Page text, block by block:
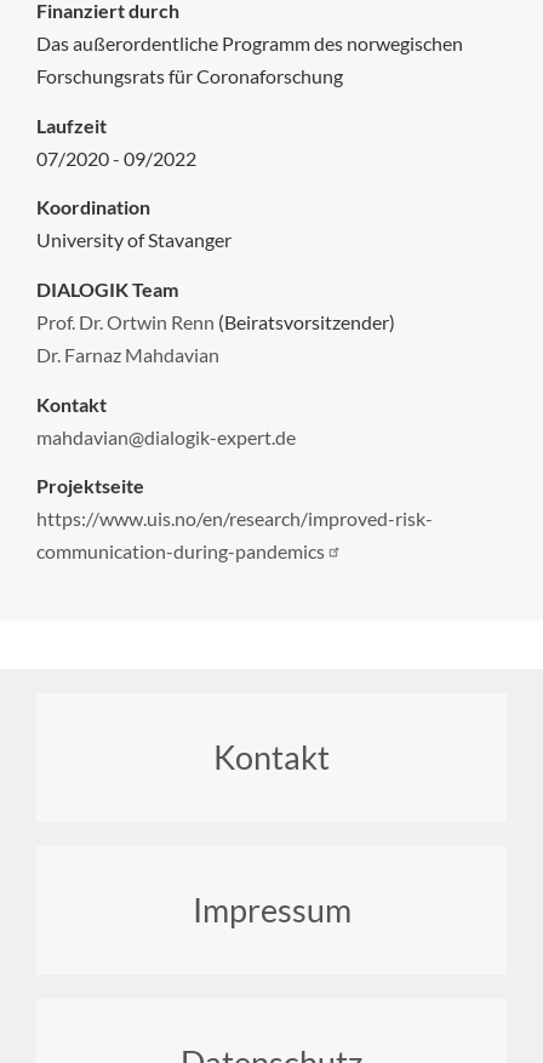
Finanziert durch
Das außerordentliche Programm des norwegischen
Forschungsrats für Coronaforschung
Laufzeit
07/2020 - 09/2022
Koordination
University of Stavanger
DIALOGIK Team
Prof. Dr. Ortwin Renn (Beiratsvorsitzender)
Dr. Farnaz Mahdavian
Kontakt
mahdavian@dialogik-expert.de
Projektseite
https://www.uis.no/en/research/improved-risk-
communication-during-pandemics
Kontakt
Impressum